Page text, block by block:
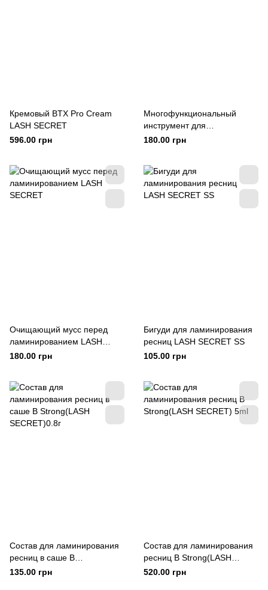
Кремовый BTX Pro Cream
LASH SECRET
596.00 грн
Многофункциональный
инструмент для
ламинирования ресниц
180.00 грн
Очищающий мусс перед
ламинированием LASH
SECRET
180.00 грн
Бигуди для ламинирования
ресниц LASH SECRET SS
105.00 грн
Состав для ламинирования
ресниц в саше B
Strong(LASH SECRET)0.8г
135.00 грн
Состав для ламинирования
ресниц B Strong(LASH
SECRET) 5ml
520.00 грн